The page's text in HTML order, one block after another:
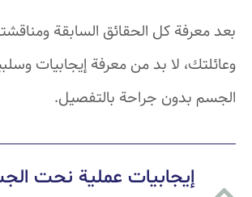
بعد معرفة كل الحقائق السابقة
وعائلتك، لا بد من معرفة إيجابيات
الجسم بدون جراحة بالتفصيل.
إيجابيات عملية نحت